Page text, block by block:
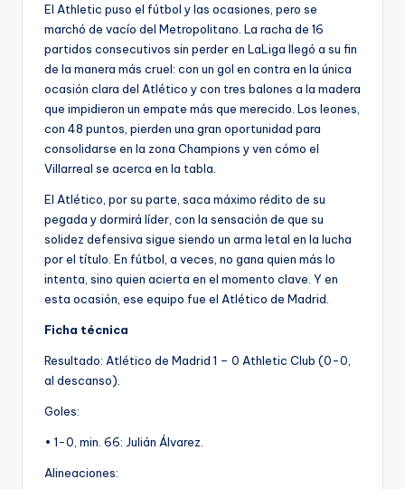
El Athletic puso el fútbol y las ocasiones, pero se
marchó de vacío del Metropolitano. La racha de 16
partidos consecutivos sin perder en LaLiga llegó a su fin
de la manera más cruel: con un gol en contra en la única
ocasión clara del Atlético y con tres balones a la madera
que impidieron un empate más que merecido. Los leones,
con 48 puntos, pierden una gran oportunidad para
consolidarse en la zona Champions y ven cómo el
Villarreal se acerca en la tabla.
El Atlético, por su parte, saca máximo rédito de su
pegada y dormirá líder, con la sensación de que su
solidez defensiva sigue siendo un arma letal en la lucha
por el título. En fútbol, a veces, no gana quien más lo
intenta, sino quien acierta en el momento clave. Y en
esta ocasión, ese equipo fue el Atlético de Madrid.
Ficha técnica
Resultado: Atlético de Madrid 1 – 0 Athletic Club (0-0,
al descanso).
Goles:
• 1-0, min. 66: Julián Álvarez.
Alineaciones: